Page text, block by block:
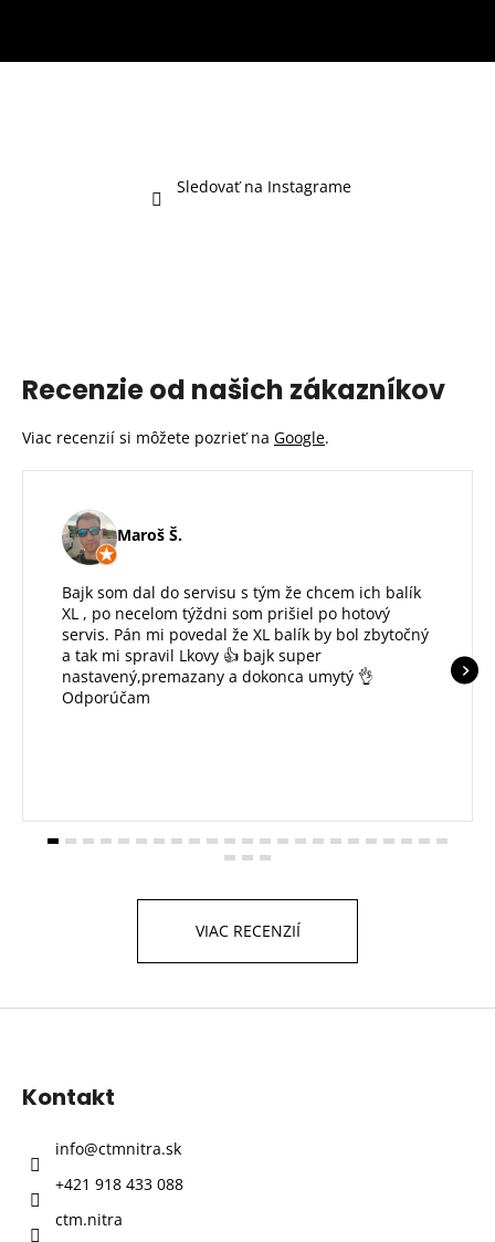
Sledovať na Instagrame
Recenzie od našich zákazníkov
Viac recenzií si môžete pozrieť na Google.
Maroš Š.
Bajk som dal do servisu s tým že chcem ich balík
XL , po necelom týždni som prišiel po hotový
servis. Pán mi povedal že XL balík by bol zbytočný
a tak mi spravil Lkovy 👍 bajk super
nastavený,premazany a dokonca umytý 👌
Odporúčam
VIAC RECENZIÍ
Z
Kontakt
info@ctmnitra.sk
+421 918 433 088
ctm.nitra